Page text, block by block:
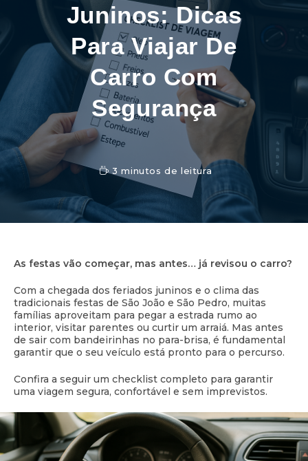
Juninos: Dicas
Para Viajar De
Carro Com
Segurança
3 minutos de leitura
As festas vão começar, mas antes… já revisou o carro?
Com a chegada dos feriados juninos e o clima das
tradicionais festas de São João e São Pedro, muitas
famílias aproveitam para pegar a estrada rumo ao
interior, visitar parentes ou curtir um arraiá. Mas antes
de sair com bandeirinhas no para-brisa, é fundamental
garantir que o seu veículo está pronto para o percurso.
Confira a seguir um checklist completo para garantir
uma viagem segura, confortável e sem imprevistos.